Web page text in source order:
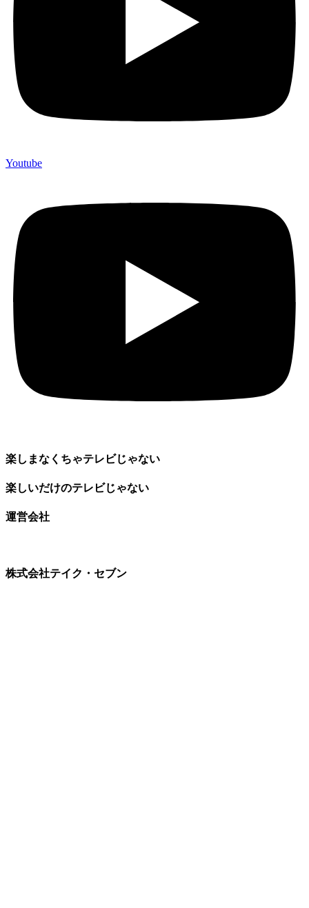
Youtube
楽しまなくちゃテレビじゃない
楽しいだけのテレビじゃない
運営会社
株式会社テイク・セブン